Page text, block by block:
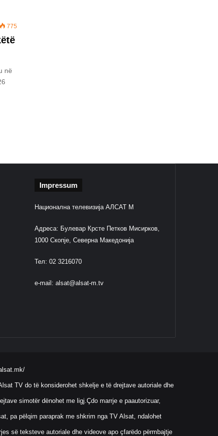
775
në
Impressum
Национална телевизија АЛСАТ М
Адреса: Булевар Крсте Петков Мисирков,
1000 Скопје, Северна Македонија
Тел: 02 3216070
e-mail: alsat@alsat-m.tv
TV do të konsiderohet shkelje e të drejtave autoriale dhe
simotër dënohet me ligj.Çdo marrje e paautorizuar,
pa pëlqim paraprak me shkrim nga TV Alsat, ndalohet
së teksteve autoriale dhe videove apo çfarëdo përmbajtje